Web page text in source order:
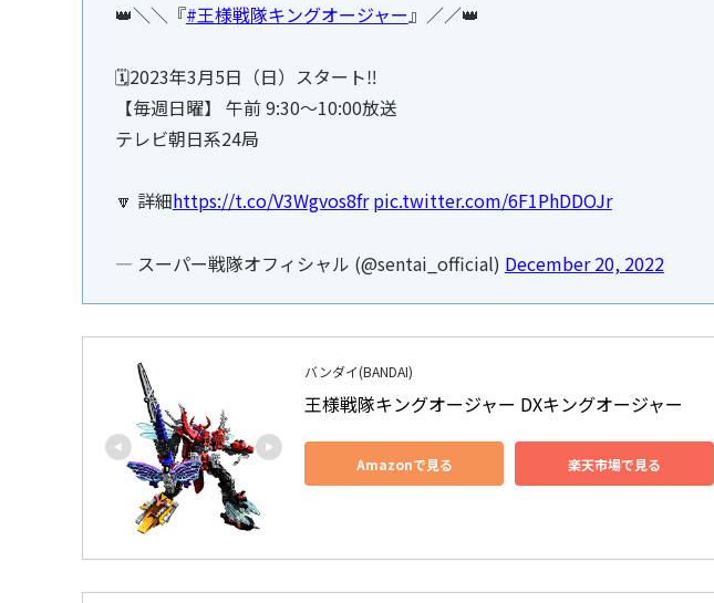
👑＼＼『#王様戦隊キングオージャー』／／👑
🗓2023年3月5日（日）スタート‼️
【毎週日曜】 午前 9:30～10:00放送
テレビ朝日系24局
🔽 詳細https://t.co/V3Wgvos8fr pic.twitter.com/6F1PhDDOJr
— スーパー戦隊オフィシャル (@sentai_official) December 20, 2022
バンダイ(BANDAI)
王様戦隊キングオージャー DXキングオージャー
Amazonで見る 楽天市場で見る